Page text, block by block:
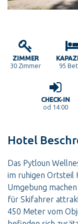
ZIMMER
30 Zimmer
95
CHECK-IN
od 14:00
Hotel
Das Pytloun
im ruhigen Ortsteil
Umgebung
für Skifahrer
450 Meter vom